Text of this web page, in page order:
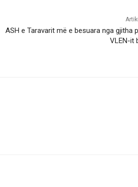
ASH e Taravarit më e besuara nga gjitha
VLEN-it